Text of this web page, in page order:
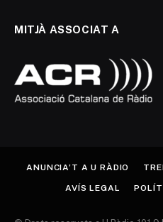
MITJÀ ASSOCIAT A
ANUNCIA’T A U RÀDIO
AVÍS LEGAL